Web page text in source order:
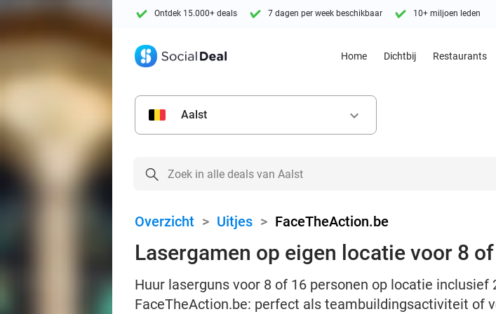
Ontdek 15.000+ deals 7 dagen per week beschikbaar 10+ miljoen leden
Home Dichtbij Restaurants
Aalst keyboard_arrow_down
Overzicht > Uitjes > FaceTheAction.be
Lasergamen op eigen locatie voor 8
Huur laserguns voor 8 of 16 personen op locatie
FaceTheAction.be: perfect als teambuildingsactiviteit of